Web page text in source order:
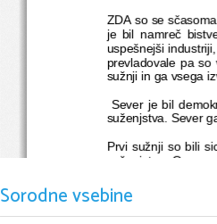
ZDA so se
je   bil   namreč
uspešnejši
prevladovale pa so
sužnji in ga vsega
Sever je bil
suženjstva. Sever
Prvi sužnji so bili
suženjstvu.
darilo za rojstni
praktično brez
ki jih je lahko tudi
Sorodne vsebine